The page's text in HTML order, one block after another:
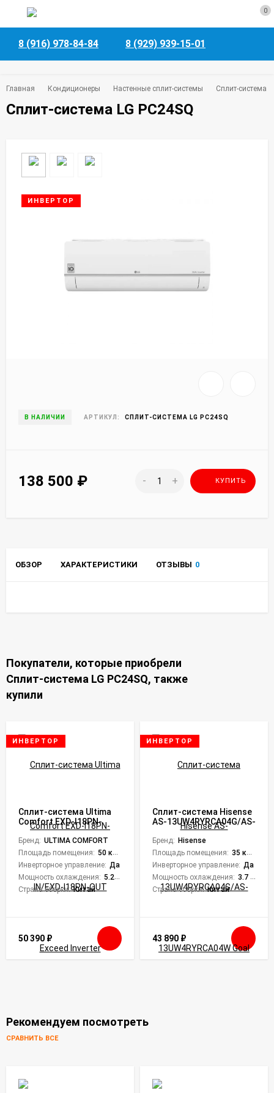
0
8 (916) 978-84-84 8 (929) 939-15-01
Главная Кондиционеры Настенные сплит-системы Сплит-система
Сплит-система LG PC24SQ
ИНВЕРТОР
В НАЛИЧИИ АРТИКУЛ: СПЛИТ-СИСТЕМА LG PC24SQ
138 500 ₽ - + КУПИТЬ
ОБЗОР ХАРАКТЕРИСТИКИ ОТЗЫВЫ 0
Покупатели, которые приобрели
Сплит-система LG PC24SQ, также
купили
ИНВЕРТОР
Сплит-система Ultima
Comfort EXD-I18PN-
IN/EXD-I18PN-OUT
Exceed Inverter
Бренд: ULTIMA COMFORT
Площадь помещения: 50 кв. м.
Инверторное управление: Да
Мощность охлаждения: 5.28 кВт
Страна сборки: Китай
50 390 ₽
ИНВЕРТОР
Сплит-система Hisense
AS-13UW4RYRCA04G/AS-
13UW4RYRCA04W Goal
DC Inverter Wi-Fi
Бренд: Hisense
Площадь помещения: 35 кв. м.
Инверторное управление: Да
Мощность охлаждения: 3.7 кВт
Страна сборки: Китай
43 890 ₽
Рекомендуем посмотреть
СРАВНИТЬ ВСЕ